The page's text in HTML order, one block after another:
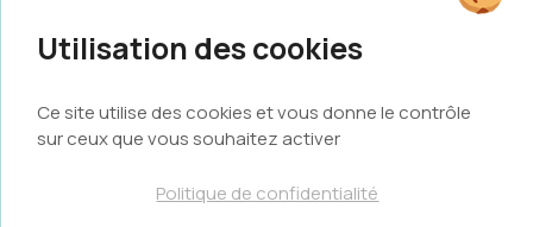
RGPD
Mentions légales
Gestion des cookies
Données personnelles
Ce site utilise des cookies et vous donne le contrôle
sur ceux que vous souhaitez activer
Politique de confidentialité